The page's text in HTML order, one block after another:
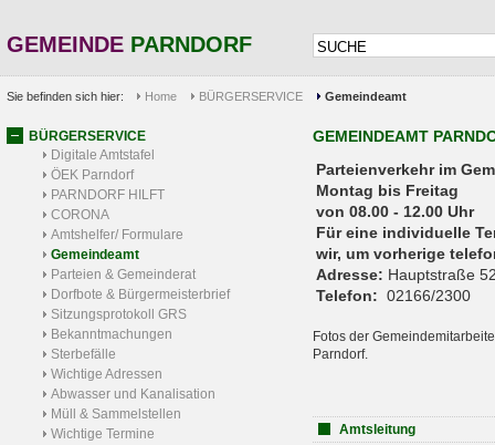
GEMEINDE PARNDORF
Sie befinden sich hier: Home BÜRGERSERVICE Gemeindeamt
BÜRGERSERVICE
Digitale Amtstafel
ÖEK Parndorf
PARNDORF HILFT
CORONA
Amtshelfer/ Formulare
Gemeindeamt
Parteien & Gemeinderat
Dorfbote & Bürgermeisterbrief
Sitzungsprotokoll GRS
Bekanntmachungen
Sterbefälle
Wichtige Adressen
Abwasser und Kanalisation
Müll & Sammelstellen
Wichtige Termine
GEMEINDEAMT
Parteienverkehr
Montag bis Freitag
von 08.00 - 12.00 Uhr
Für eine individuelle
wir, um vorherige
Adresse: Hauptstraße
Telefon: 02166/2300
Fotos der
Parndorf.
Amtsleitung